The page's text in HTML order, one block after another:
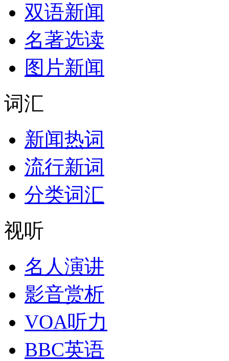
双语新闻
名著选读
图片新闻
词汇
新闻热词
流行新词
分类词汇
视听
名人演讲
影音赏析
VOA听力
BBC英语